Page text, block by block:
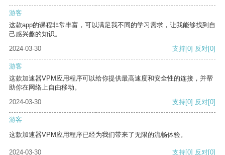
游客
这款app的课程非常丰富，可以满足我不同的学习需求，让我能够找到自
己感兴趣的知识。
2024-03-30
支持[0] 反对[0]
游客
这款加速器VPM应用程序可以给你提供最高速度和安全性的连接，并帮
助你在网络上自由移动。
2024-03-30
支持[0] 反对[0]
游客
这款加速器VPM应用程序已经为我们带来了无限的流畅体验。
2024-03-30 支持[0] 反对[0]